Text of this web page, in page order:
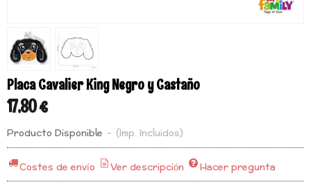
Placa Cavalier King Negro y Castaño
17,80 €
Producto Disponible - (Imp. Incluidos)
Costes de envío Ver descripción
Hacer pregunta